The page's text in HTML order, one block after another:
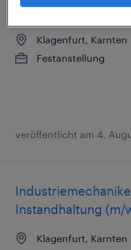
Betriebselektriker
Klagenfurt, Karnten
Festanstellung
veröffentlicht am 4.
Instandhaltung (m/
Klagenfurt, Karnten